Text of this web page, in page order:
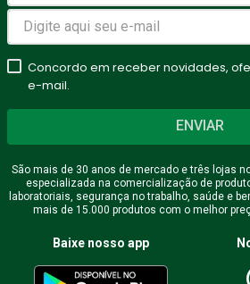
Concordo em receber novidades,
e-mail.
ENVIAR
São mais de 30 anos de mercado e três lojas
especializada na comercialização de
laboratoriais, segurança no trabalho, saúde e
mais de 15.000 produtos com o melhor
Baixe nosso app